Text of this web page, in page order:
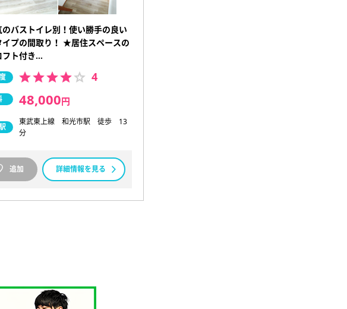
バストイレ別！使い勝手の良い
イプの間取り！ ★居住スペースの
フト付き…
4
48,000円
東武東上線 和光市駅 徒歩 13
分
追加 詳細情報を見る